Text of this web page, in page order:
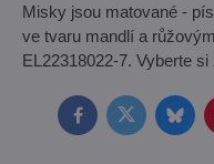
Misky jsou matované -
ve tvaru mandlí a
EL22318022-7. Vyberte
FacebookTwitter